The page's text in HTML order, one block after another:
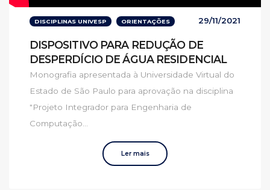
DISCIPLINAS UNIVESP ORIENTAÇÕES 29/11/2021
DISPOSITIVO PARA REDUÇÃO DE
DESPERDÍCIO DE ÁGUA RESIDENCIAL
Monografia apresentada à Universidade Virtual do
Estado de São Paulo para aprovação na disciplina
"Projeto Integrador para Engenharia de
Computação...
Ler mais